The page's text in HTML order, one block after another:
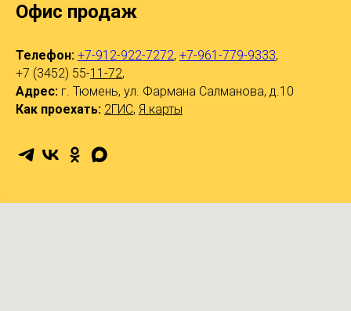
Офис продаж
Телефон: +7-912-922-7272, +7-961-779-9333,
+7 (3452) 55-11-72,
Адрес: г. Тюмень, ул. Фармана Салманова, д.10
Как проехать: 2ГИС, Я.карты